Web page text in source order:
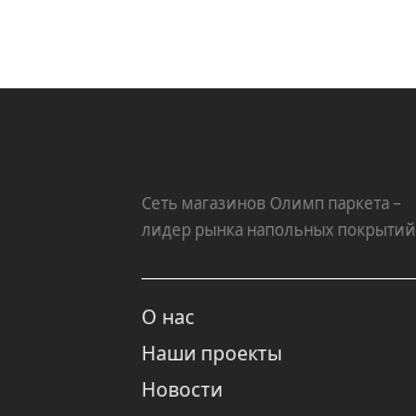
Сеть магазинов Олимп паркета –
лидер рынка напольных покрытий
О нас
Наши проекты
Новости